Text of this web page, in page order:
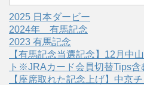
2025 日本ダービー
2024年 有馬記念
2023 有馬記念
【有馬記念当選記念】12月中
ト※JRAカード会員切替Tips含
【座席取れた記念上げ】中京